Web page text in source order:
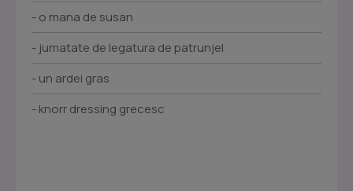
- o mana de susan
- jumatate de legatura de patrunjel
- un ardei gras
- knorr dressing grecesc